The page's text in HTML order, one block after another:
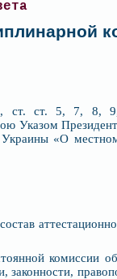
ст. ст. 5, 7, 8,
Указом
«О
комиссии
законности,